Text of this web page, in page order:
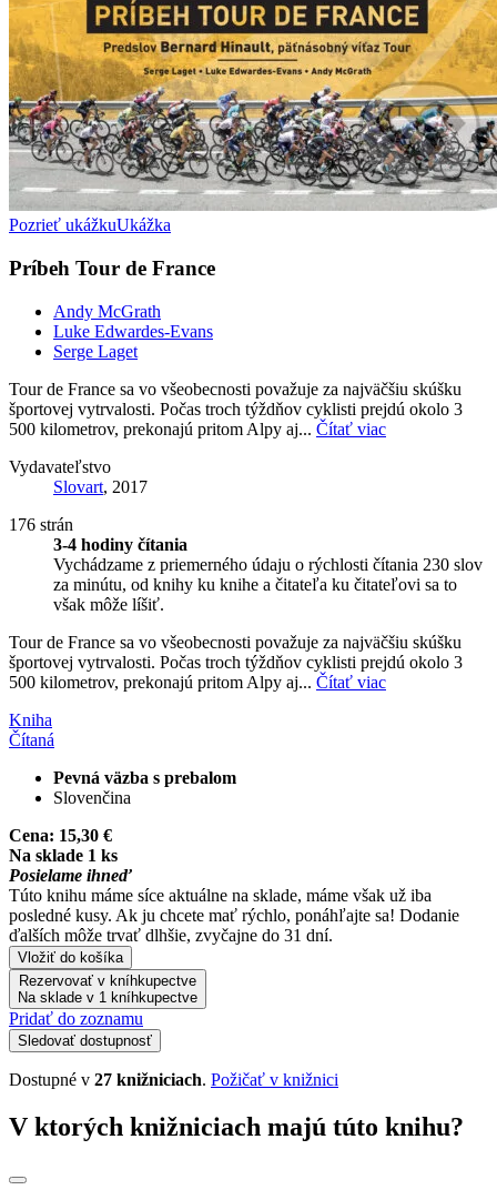
Pozrieť ukážkuUkážka
Príbeh Tour de France
Andy McGrath
Luke Edwardes-Evans
Serge Laget
Tour de France sa vo všeobecnosti považuje za najväčšiu skúšku
športovej vytrvalosti. Počas troch týždňov cyklisti prejdú okolo 3
500 kilometrov, prekonajú pritom Alpy aj... Čítať viac
Vydavateľstvo
Slovart, 2017
176 strán
3-4 hodiny čítania
Vychádzame z priemerného údaju o rýchlosti čítania 230 slov
za minútu, od knihy ku knihe a čitateľa ku čitateľovi sa to
však môže líšiť.
Tour de France sa vo všeobecnosti považuje za najväčšiu skúšku
športovej vytrvalosti. Počas troch týždňov cyklisti prejdú okolo 3
500 kilometrov, prekonajú pritom Alpy aj... Čítať viac
Kniha
Čítaná
Pevná väzba s prebalom
Slovenčina
Cena: 15,30 €
Na sklade 1 ks
Posielame ihneď
Túto knihu máme síce aktuálne na sklade, máme však už iba
posledné kusy. Ak ju chcete mať rýchlo, ponáhľajte sa! Dodanie
ďalších môže trvať dlhšie, zvyčajne do 31 dní.
Vložiť do košíka
Rezervovať v kníhkupectve
Na sklade v 1 kníhkupectve
Pridať do zoznamu
Sledovať dostupnosť
Dostupné v 27 knižniciach. Požičať v knižnici
V ktorých knižniciach majú túto knihu?